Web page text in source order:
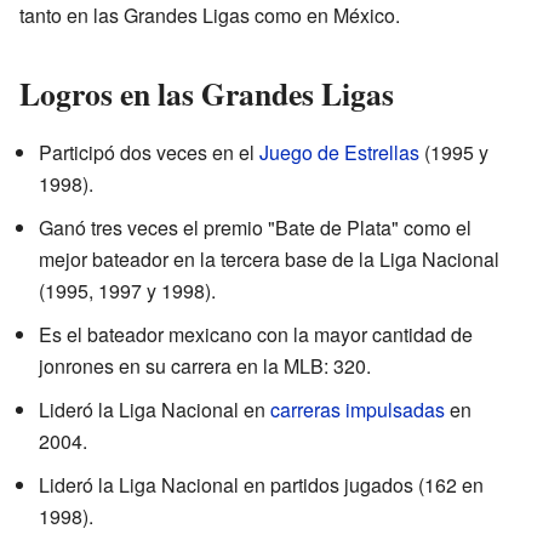
tanto en las Grandes Ligas como en México.
Logros en las Grandes Ligas
Participó dos veces en el Juego de Estrellas (1995 y
1998).
Ganó tres veces el premio "Bate de Plata" como el
mejor bateador en la tercera base de la Liga Nacional
(1995, 1997 y 1998).
Es el bateador mexicano con la mayor cantidad de
jonrones en su carrera en la MLB: 320.
Lideró la Liga Nacional en carreras impulsadasen
2004.
Lideró la Liga Nacional en partidos jugados (162 en
1998).